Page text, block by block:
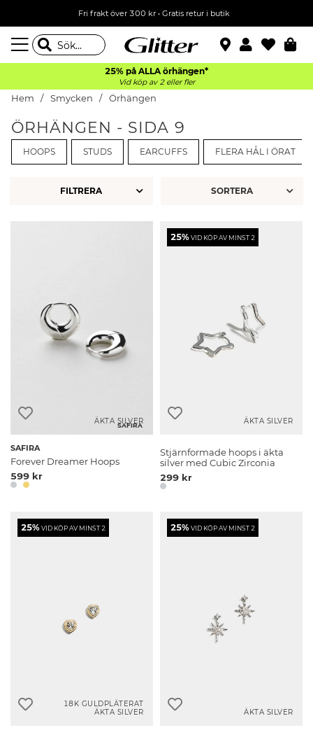
Fri frakt över 300 kr• Gratis retur i butik
25% på ALLA örhängen*
Vid köp av 2 eller fler
Hem Smycken Örhängen
ÖRHÄNGEN - SIDA 9
HOOPS STUDS EARCUFFS FLERA HÅL I ÖRAT
FILTRERA
SAFIRA
ÄKTA SILVER
SAFIRA
Forever Dreamer Hoops
599 kr
25%VID KÖP AV MINST 2
ÄKTA SILVER
Stjärnformade hoops i äkta
silver med Cubic Zirconia
299 kr
25%VID KÖP AV MINST 2
18K GULDPLÄTERAT
ÄKTA SILVER
25%VID KÖP AV MINST 2
ÄKTA SILVER